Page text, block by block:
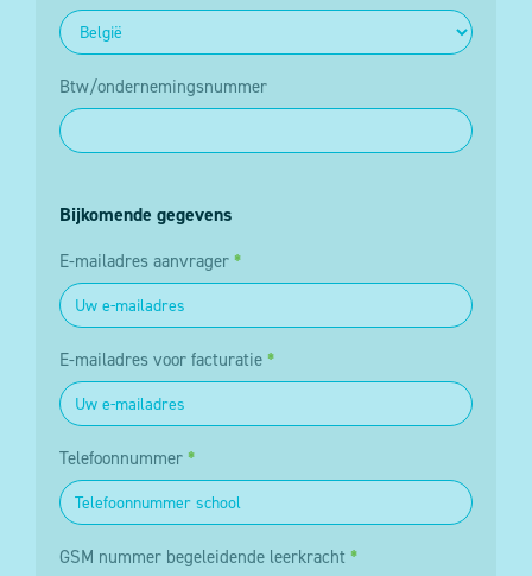
Btw/ondernemingsnummer
Bijkomende gegevens
E-mailadres aanvrager *
E-mailadres voor facturatie *
Telefoonnummer *
GSM nummer begeleidende leerkracht *